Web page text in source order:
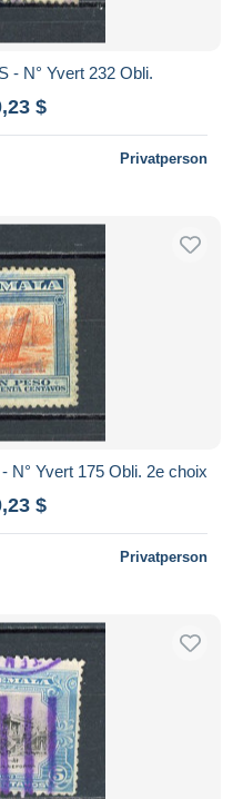
- N° Yvert 232 Obli.
$
Privatperson
N° Yvert 175 Obli. 2e choix
$
Privatperson